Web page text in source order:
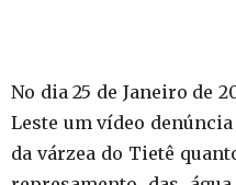
No dia 25 de Janeiro de
Leste um vídeo
da várzea do Tietê